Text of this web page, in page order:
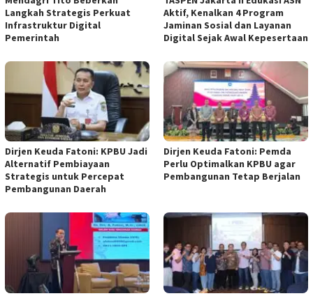
Langkah Strategis Perkuat
Infrastruktur Digital
Pemerintah
Aktif, Kenalkan 4 Program
Jaminan Sosial dan Layanan
Digital Sejak Awal Kepesertaan
Dirjen Keuda Fatoni: KPBU Jadi
Alternatif Pembiayaan
Strategis untuk Percepat
Pembangunan Daerah
Dirjen Keuda Fatoni: Pemda
Perlu Optimalkan KPBU agar
Pembangunan Tetap Berjalan